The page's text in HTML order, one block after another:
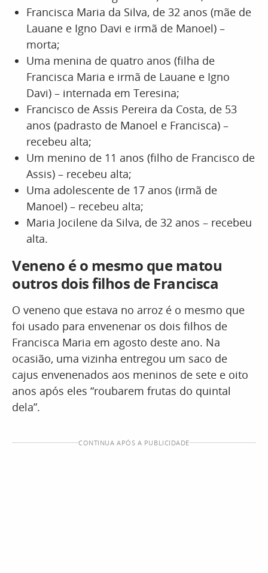
Francisca Maria da Silva, de 32 anos (mãe de
Lauane e Igno Davi e irmã de Manoel) –
morta;
Uma menina de quatro anos (filha de
Francisca Maria e irmã de Lauane e Igno
Davi) – internada em Teresina;
Francisco de Assis Pereira da Costa, de 53
anos (padrasto de Manoel e Francisca) –
recebeu alta;
Um menino de 11 anos (filho de Francisco de
Assis) – recebeu alta;
Uma adolescente de 17 anos (irmã de
Manoel) – recebeu alta;
Maria Jocilene da Silva, de 32 anos – recebeu
alta.
Veneno é o mesmo que matou
outros dois filhos de Francisca
O veneno que estava no arroz é o mesmo que
foi usado para envenenar os dois filhos de
Francisca Maria em agosto deste ano. Na
ocasião, uma vizinha entregou um saco de
cajus envenenados aos meninos de sete e oito
anos após eles “roubarem frutas do quintal
dela”.
CONTINUA APÓS A PUBLICIDADE